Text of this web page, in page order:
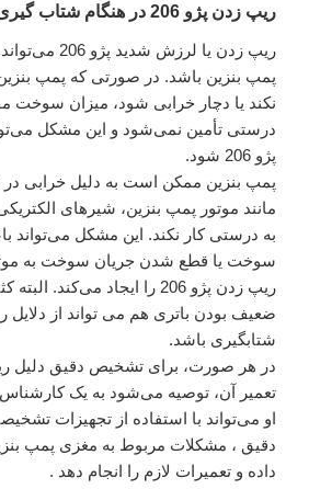
ریپ زدن پژو 206 در هنگام شتاب گیری
ریپ زدن یا
پمپ بنزین باشد. در صورتی که پمپ
نکند یا دچار خرابی شود، میزان سوخت
درستی تأمین نمی‌شود و این مشکل
پژو 206 شود.
پمپ بنزین ممکن است به دلیل خرابی
مانند موتور پمپ بنزین، شیرهای
به درستی کار نکند. این مشکل می‌تواند
سوخت یا قطع شدن جریان سوخت به
ریپ زدن پژو 206 را ایجاد می‌کند.
ضعیف بودن باتری هم می تواند از
شتابگیری باشد.
تعمیر آن، توصیه می‌شود به یک کارشناس
او می‌تواند با استفاده از تجهیزات
داده و تعمیرات لازم را انجام دهد .